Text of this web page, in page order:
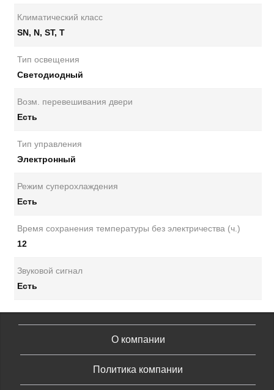
Климатический класс
SN, N, ST, T
Тип освещения
Светодиодный
Возм. перевешивания двери
Есть
Тип управления
Электронный
Режим суперохлаждения
Есть
Время сохранения температуры без электричества (ч.)
12
Звуковой сигнал
Есть
О компании
Политика компании